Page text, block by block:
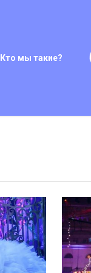
Кто мы такие?